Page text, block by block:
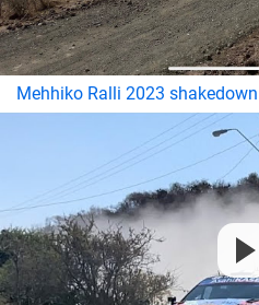
Mehhiko Ralli 2023